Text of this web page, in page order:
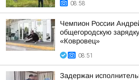
08:58
Чемпион России
общегородскую
«Ковровец»
08:51
Задержан